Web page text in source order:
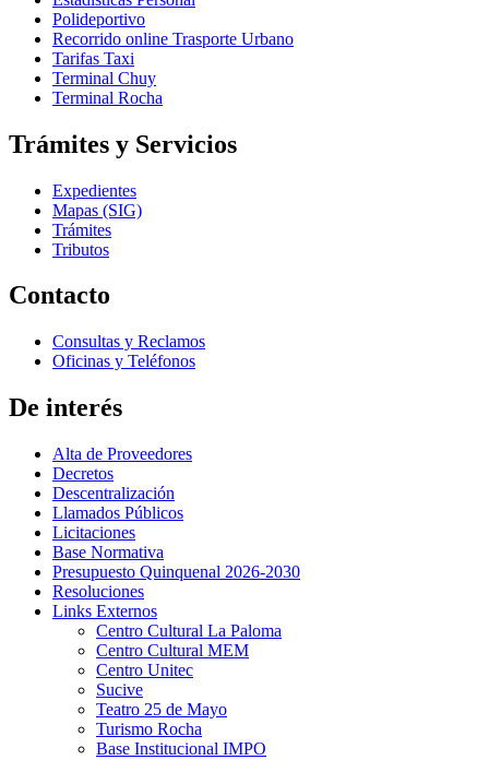
Polideportivo
Recorrido online Trasporte Urbano
Tarifas Taxi
Terminal Chuy
Terminal Rocha
Trámites y Servicios
Expedientes
Mapas (SIG)
Trámites
Tributos
Contacto
Consultas y Reclamos
Oficinas y Teléfonos
De interés
Alta de Proveedores
Decretos
Descentralización
Llamados Públicos
Licitaciones
Base Normativa
Presupuesto Quinquenal 2026-2030
Resoluciones
Links Externos
Centro Cultural La Paloma
Centro Cultural MEM
Centro Unitec
Sucive
Teatro 25 de Mayo
Turismo Rocha
Base Institucional IMPO